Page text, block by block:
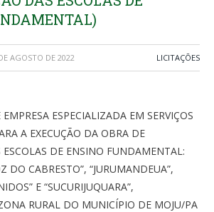
AGOSTO DE 2022 LICITAÇÕES
ESPECIALIZADA EM SERVIÇOS
A EXECUÇÃO DA OBRA DE
DE ENSINO FUNDAMENTAL:
DO CABRESTO”, “JURUMANDEUA”,
E “SUCURIJUQUARA”,
RURAL DO MUNICÍPIO DE MOJU/PA